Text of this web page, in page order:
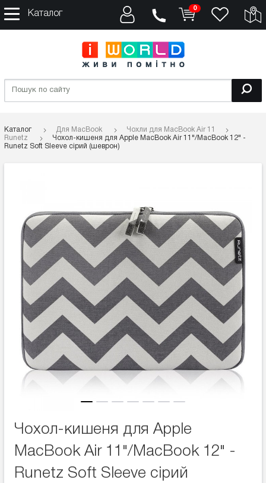
Каталог
0
Каталог Для MacBook
Чохли для MacBook Air 11
Runetz
Чохол-кишеня для Apple MacBook Air 11"/MacBook 12" -
Runetz Soft Sleeve сірий (шеврон)
Чохол-кишеня для Apple
MacBook Air 11"/MacBook 12" -
Runetz Soft Sleeve сірий